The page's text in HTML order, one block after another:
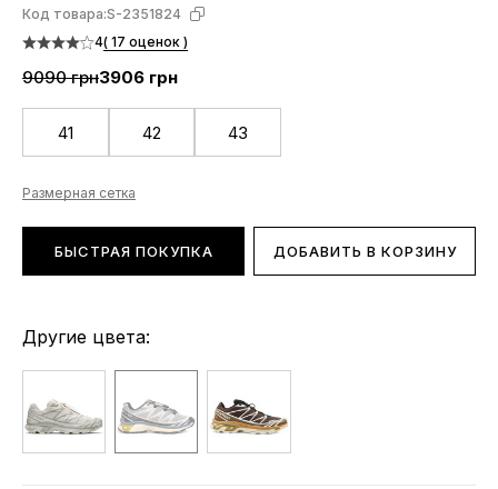
Код товара:S-2351824
4( 17 оценок )
9090 грн3906 грн
41 42 43
Размерная сетка
БЫСТРАЯ ПОКУПКА ДОБАВИТЬ В КОРЗИНУ
Другие цвета: